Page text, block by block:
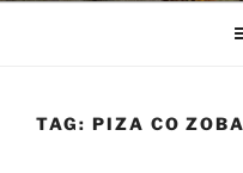
TAG: PIZA CO